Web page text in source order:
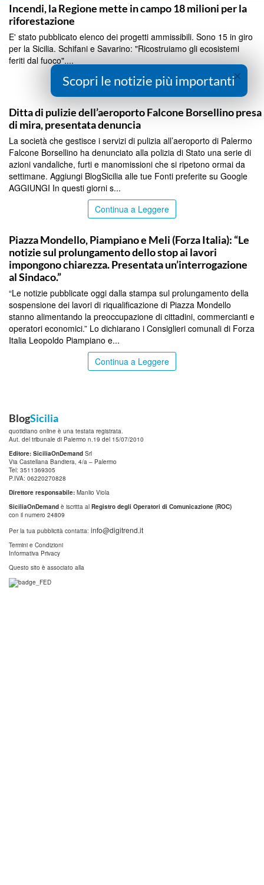
Incendi, la Regione mette in campo 18 milioni per la
riforestazione
E' stato pubblicato elenco dei progetti ammissibili. Sono 15 in giro
per la Sicilia. Schifani e Savarino: "Ricostruiamo gli ecosistemi
feriti dal fuoco"....
Continua a Leggere
Ditta di pulizie dell’aeroporto Falcone Borsellino presa
di mira, presentata denuncia
La società che gestisce i servizi di pulizia all’aeroporto di Palermo
Falcone Borsellino ha denunciato alla polizia di Stato una serie di
azioni vandaliche, furti e manomissioni che si ripetono ormai da
settimane. Aggiungi BlogSicilia alle tue Fonti preferite su Google
AGGIUNGI In questi giorni s...
Continua a Leggere
Piazza Mondello, Piampiano e Meli (Forza Italia): “Le
notizie sul prolungamento dello stop ai lavori
impongono chiarezza. Presentata un’interrogazione
al Sindaco.”
“Le notizie pubblicate oggi dalla stampa sul prolungamento della
sospensione dei lavori di riqualificazione di Piazza Mondello
stanno alimentando la preoccupazione di cittadini, commercianti e
operatori economici.” Lo dichiarano i Consiglieri comunali di Forza
Italia Leopoldo Piampiano e...
Continua a Leggere
BlogSicilia
quotidiano online è una testata registrata.
Aut. del tribunale di Palermo n.19 del 15/07/2010
Editore: SiciliaOnDemand Srl
Via Castellana Bandiera, 4/a – Palermo
Tel: 3511369305
P.IVA: 06220270828
Direttore responsabile: Manlio Viola
SiciliaOnDemand è iscritta al Registro degli Operatori di Comunicazione (ROC)
con il numero 24809
Per la tua pubblicità contatta: info@digitrend.it
Termini e Condizioni
Informativa Privacy
Questo sito è associato alla
×
Scopri le notizie più importanti